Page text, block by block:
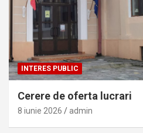
INTERES PUBLIC
Cerere de oferta lucrari
8 iunie 2026 admin